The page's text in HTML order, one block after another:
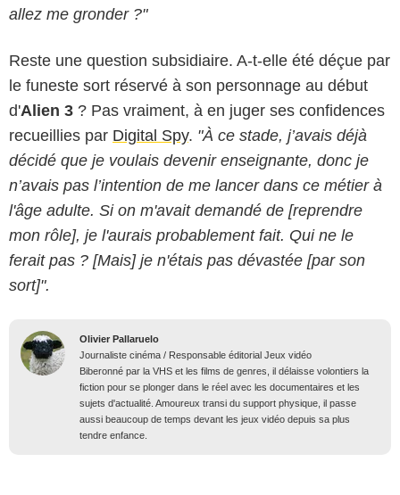
allez me gronder ?"
Reste une question subsidiaire. A-t-elle été déçue par
le funeste sort réservé à son personnage au début
d'Alien 3 ? Pas vraiment, à en juger ses confidences
recueillies par Digital Spy. "À ce stade, j’avais déjà
décidé que je voulais devenir enseignante, donc je
n’avais pas l’intention de me lancer dans ce métier à
l'âge adulte. Si on m'avait demandé de [reprendre
mon rôle], je l'aurais probablement fait. Qui ne le
ferait pas ? [Mais] je n'étais pas dévastée [par son
sort]".
Olivier Pallaruelo
Journaliste cinéma / Responsable éditorial Jeux vidéo
Biberonné par la VHS et les films de genres, il délaisse volontiers la
fiction pour se plonger dans le réel avec les documentaires et les
sujets d'actualité. Amoureux transi du support physique, il passe
aussi beaucoup de temps devant les jeux vidéo depuis sa plus
tendre enfance.